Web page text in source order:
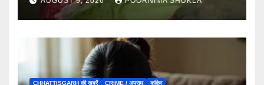
CHHATTISGARH की खबरें CRIME / अपराध कांकेर